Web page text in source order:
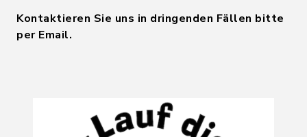
Kontaktieren Sie uns in dringenden Fällen bitte
per Email.